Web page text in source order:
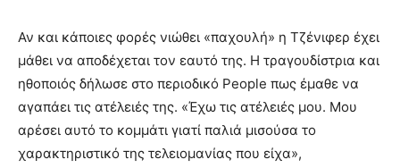
Αν και κάποιες φορές νιώθει «παχουλή» η Τζένιφερ έχει
μάθει να αποδέχεται τον εαυτό της. Η τραγουδίστρια και
ηθοποιός δήλωσε στο περιοδικό People πως έμαθε να
αγαπάει τις ατέλειές της. «Έχω τις ατέλειές μου. Μου
αρέσει αυτό το κομμάτι γιατί παλιά μισούσα το
χαρακτηριστικό της τελειομανίας που είχα»,